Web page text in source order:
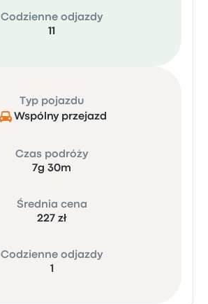
Codzienne odjazdy
11
Typ pojazdu
Wspólny przejazd
Czas podróży
7g 30m
Średnia cena
227 zł
Codzienne odjazdy
1